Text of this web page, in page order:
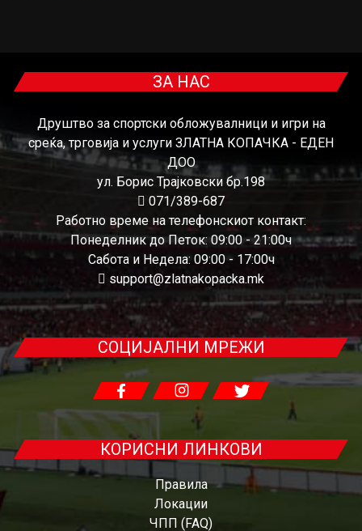
ЗА НАС
Друштво за спортски обложувалници и игри на
среќа, трговија и услуги ЗЛАТНА КОПАЧКА - ЕДЕН
ДОО
ул. Борис Трајковски бр.198
071/389-687
Работно време на телефонскиот контакт:
Понеделник до Петок: 09:00 - 21:00ч
Сабота и Недела: 09:00 - 17:00ч
support@zlatnakopacka.mk
СОЦИЈАЛНИ МРЕЖИ
КОРИСНИ ЛИНКОВИ
Правила
Локации
ЧПП (FAQ)